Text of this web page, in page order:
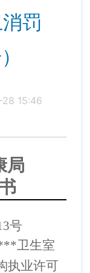
罚
15:46
局
号
**卫生室
执业许可